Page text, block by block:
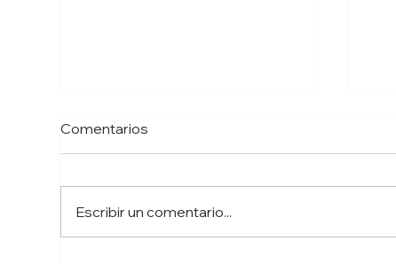
Comentarios
Escribir un comentario...